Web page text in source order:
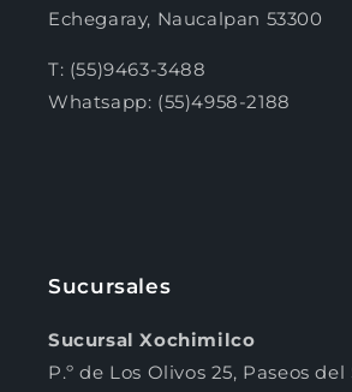
Echegaray, Naucalpan 53300
T: (55)9463-3488
Whatsapp: (55)4958-2188
Sucursales
Sucursal Xochimilco
P.º de Los Olivos 25, Paseos del